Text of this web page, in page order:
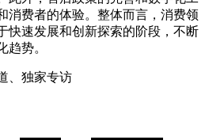
消费者的体验。整体而言，消费领
快速发展和创新探索的阶段，不断
趋势。
、独家专访